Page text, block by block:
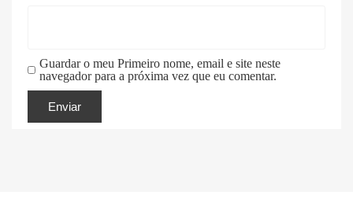
Guardar o meu Primeiro nome, email e site neste
navegador para a próxima vez que eu comentar.